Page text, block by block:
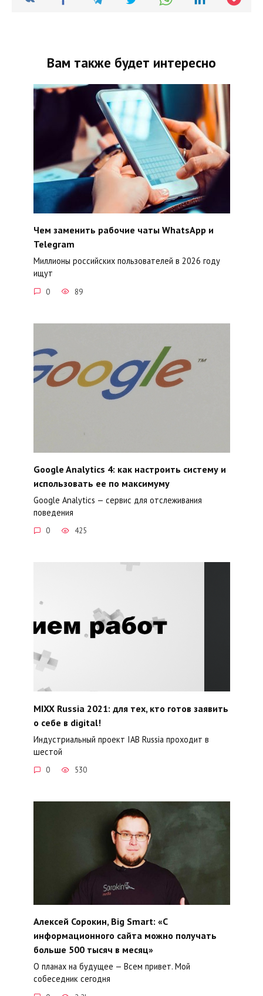
Вам также будет интересно
Чем заменить рабочие чаты WhatsApp и
Telegram
Миллионы российских пользователей в 2026 году
ищут
0 89
Google Analytics 4: как настроить систему и
использовать ее по максимуму
Google Analytics — сервис для отслеживания
поведения
0 425
MIXX Russia 2021: для тех, кто готов заявить
о себе в digital!
Индустриальный проект IAB Russia проходит в
шестой
0 530
Алексей Сорокин, Big Smart: «С
информационного сайта можно получать
больше 500 тысяч в месяц»
О планах на будущее — Всем привет. Мой
собеседник сегодня